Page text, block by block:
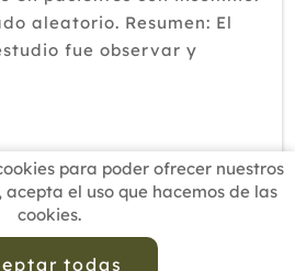
aleatorio. Resumen: El
fue observar y
placebo en el
para poder ofrecer nuestros
el uso que hacemos de las
cookies.
todas
PROFESIONALES